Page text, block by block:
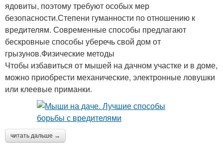
ядовиты, поэтому требуют особых мер
безопасности.Степени гуманности по отношению к
вредителям. Современные способы предлагают
бескровные способы уберечь свой дом от
грызунов.Физические методы
Чтобы избавиться от мышей на дачном участке и в доме,
можно приобрести механические, электронные ловушки
или клеевые приманки.
читать дальше →